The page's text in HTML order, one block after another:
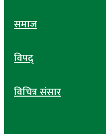
समाज
विपद्
विचित्र संसार